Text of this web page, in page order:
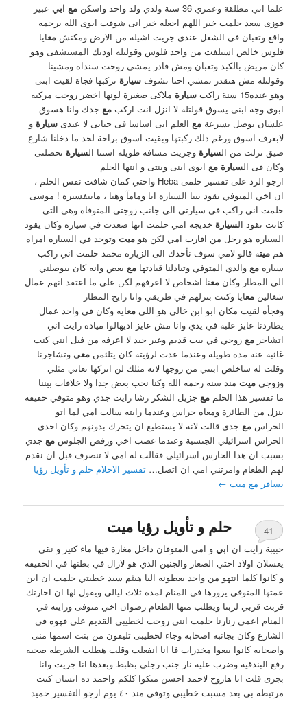
علما اني مطلقة وعمري 36 سنة ولدي ولد واحد واسكن مع ابي عبير
فوزى سعد حلمت خير اللهم اجعله خير انى شوفت ابوى الله يرحمه
واقع وتعبان فى الشغل عندى جريت اشيله من الارض ومكنشمعايا
فلوس خالص استلفت من واحد فلوس وقولتله اوديك المستشفى وهو
كان مريض بالكبد وتعبان ومش قادر يمشي روحت سنداه ومشينا
وقولتله مش هتقدر تمشي احنا نشوفسيارة نركبها فجاة لقيت ابنى
وهو عنده15 سنة راكب
سيارة ملاكى صغيرة لونها اخضر روحت مركبه
ابوى وجه ابنى يسوق قولتله لا انزل انت اركبمع جدك وانا هسوق
علشان نوصل بسرعةمع العلم انى اساسا فى حياتى لا عندىسيارة و
لابعرف اسوق ورغم ذلك ركبتها وبقيت اسوق براحة لحد ما دخلنا شارع
ضيق نزلت من السيارة وجريت مسافه طويله استنا السيارة تحصلنى
وكان فى السيارة مع ابوى ابنى وبنتى و انتها الحلم
ارجو الرد على تفسير حلمى Heba واختي كمان شافت نفس الحلم ،
ان اخي المتوفي يقود بينا السياره انا ومامآ وهبا ، ماتتفسيره ! موسى
حلمت اني راكب في سيارتي الى جانب زوجتي المتوفاة وهي التي
كانت تقود السيارة خديجه امي حلمت انها صعدت في سياره وكان يقود
السياره هو رجل من اقارب امي لكن هوميت وتوجد في السياره امراه
همميته قالو لامي سوف نأخذك الى الزياره محمد حلمت اني راكب
سيارهمع والدي المتوفي وتبادلنا قيادتهامع بعض وانه كان بيوصلني
الى المطار وكانمعنا اشخاص لا اعرفهم لكن على ما اعتقد انهم عمال
شغالينمعايا وكنت بنزلهم في طريقي وانا رايح المطار
وفجأه لقيت مكان ابو ابن خالي هو الليمعايه وكان في واحد عمال
يطاردنا عايز علبه في يدي وانا مش عايز اديهالوا مياده رايت اني
اتشاجرمع زوجي في بيت قديم وغير جيد ﻻ اعرفه من فبل انني كنت
غائبه عنه مده طويله وعندما عدت لرؤيته كان يتلئمنمعي وتشاجرنا
وقلت له ساخلص ابنتي من زوجها لانه مثلك لن اتركها تعاني مثلي
وزوجيميت منذ سنه رحمه الله وكنا نحب بعض جدا ولا خلافات بيننا
ما تفسير هذا الحلممع جزيل الشكر رشا رايت جدي وهو متوفي حقيقة
ينزل من الطائرة ومعاه حراس وعندما رايته سالت امي لما اتو
الحراسمع جدي قالت لانه لا يستطيع ان يتحرك بدونهم وكان احدي
الحراس اسرائيلي الجنسية وعندما غضب اخي ورفض الجلوسمع جدي
بسبب ان هذا الحارس اسرائيلي فقالت له امي لا تنصرف قبل ان نقدم
لهم الطعام وامرتني امي ان اتصل…تفسير الاحلام حلم و تأويل رؤيا
يسافر مع ميت ←
حلم و تأويل رؤيا ميت
41
حبيبة رايت ان ابي و امي المتوفان داخل مغارة فيها ماء كتير و نقي
يغسلان اولاد اختي الصغار والجنين الدي هو لازال في بطنها في الحقيقة
و كانوا كلما انتهو من واحد يعطونه اليا هيثم سيد خطبتي حلمت ان ابن
عمتها المتوفي يزورها في المنام لمده ثلاث ليالي ويقول لها ان اخارتك
قربت قربي لربنا ويطلب منها الطعام رضوان اخي متوفى ورايته في
المنام اعمى رنارنا حلمت اننى روحت لخطيبى القديم على قهوه فى
الشارع وكان بجانبه اصحابه وجاء لخطيبى تليفون من بنت اسمها منى
واصحابه كانوا يبعوا مخدرات فا انا انفعلت وقلت هطلب الشرطه صحبه
رفع البندقيه وضرب عليه نار جنب رجلى بظبط وبعدها انا جريت وانا
بجرى قلت انا هاروح لاحمد احسن منكوا كلكم واحمد ده انسان كنت
مرتبطه بى بعد مسبت خطيبى وتوفى منذ ٤٠ يوم ارجو التفسير حميد